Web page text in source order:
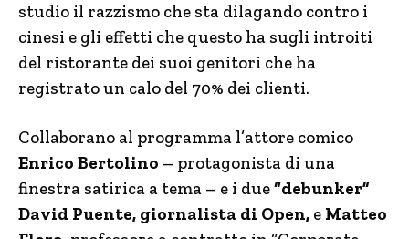
studio il razzismo che sta dilagando contro i
cinesi e gli effetti che questo ha sugli introiti
del ristorante dei suoi genitori che ha
registrato un calo del 70% dei clienti.
Collaborano al programma l’attore comico
Enrico Bertolino – protagonista di una
finestra satirica a tema – e i due“debunker”
David Puente, giornalista di Open, e Matteo